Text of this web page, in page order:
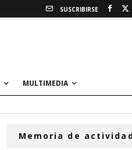
SUSCRIBIRSE
MULTIMEDIA
Memoria de